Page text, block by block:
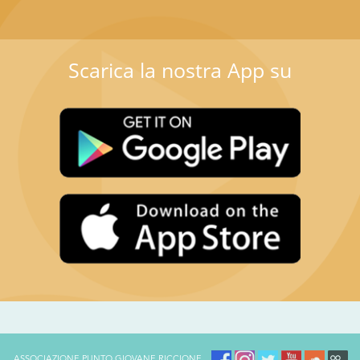
Scarica la nostra App su